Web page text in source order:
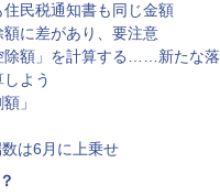
住民税通知書も同じ金額
額に差があり、要注意
除額」を計算する……新たな
よう
」
は6月に上乗せ